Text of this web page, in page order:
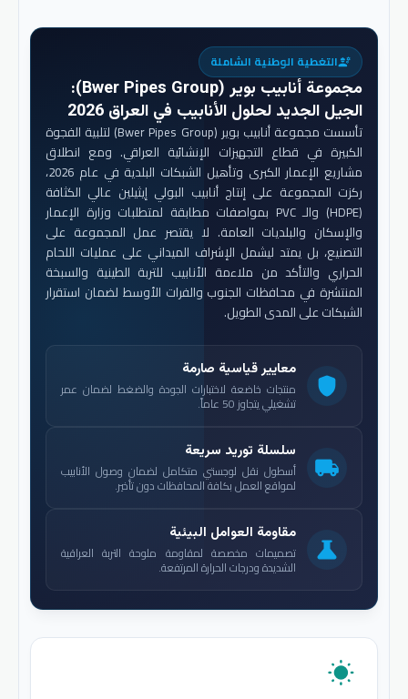
engineeringالتغطية الوطنية الشاملة
مجموعة أنابيب بوير (Bwer Pipes Group)
:
الجيل الجديد لحلول الأنابيب في العراق 2026
تأسست مجموعة أنابيب بوير (Bwer Pipes Group) لتلبية الفجوة
الكبيرة في قطاع التجهيزات الإنشائية العراقي. ومع انطلاق
مشاريع الإعمار الكبرى وتأهيل الشبكات البلدية في عام 2026،
ركزت المجموعة على إنتاج أنابيب البولي إيثيلين عالي الكثافة
(HDPE) والـ PVC بمواصفات مطابقة لمتطلبات وزارة الإعمار
والإسكان والبلديات العامة. لا يقتصر عمل المجموعة على
التصنيع، بل يمتد ليشمل الإشراف الميداني على عمليات اللحام
الحراري والتأكد من ملاءمة الأنابيب للتربة الطينية والسبخة
المنتشرة في محافظات الجنوب والفرات الأوسط لضمان استقرار
الشبكات على المدى الطويل.
shield
معايير قياسية صارمة
منتجات خاضعة لاختبارات الجودة والضغط لضمان عمر
تشغيلي يتجاوز 50 عاماً.
local_shipping
سلسلة توريد سريعة
أسطول نقل لوجستي متكامل لضمان وصول الأنابيب
لمواقع العمل بكافة المحافظات دون تأخير.
science
مقاومة العوامل البيئية
تصميمات مخصصة لمقاومة ملوحة التربة العراقية
الشديدة ودرجات الحرارة المرتفعة.
wb_sunny